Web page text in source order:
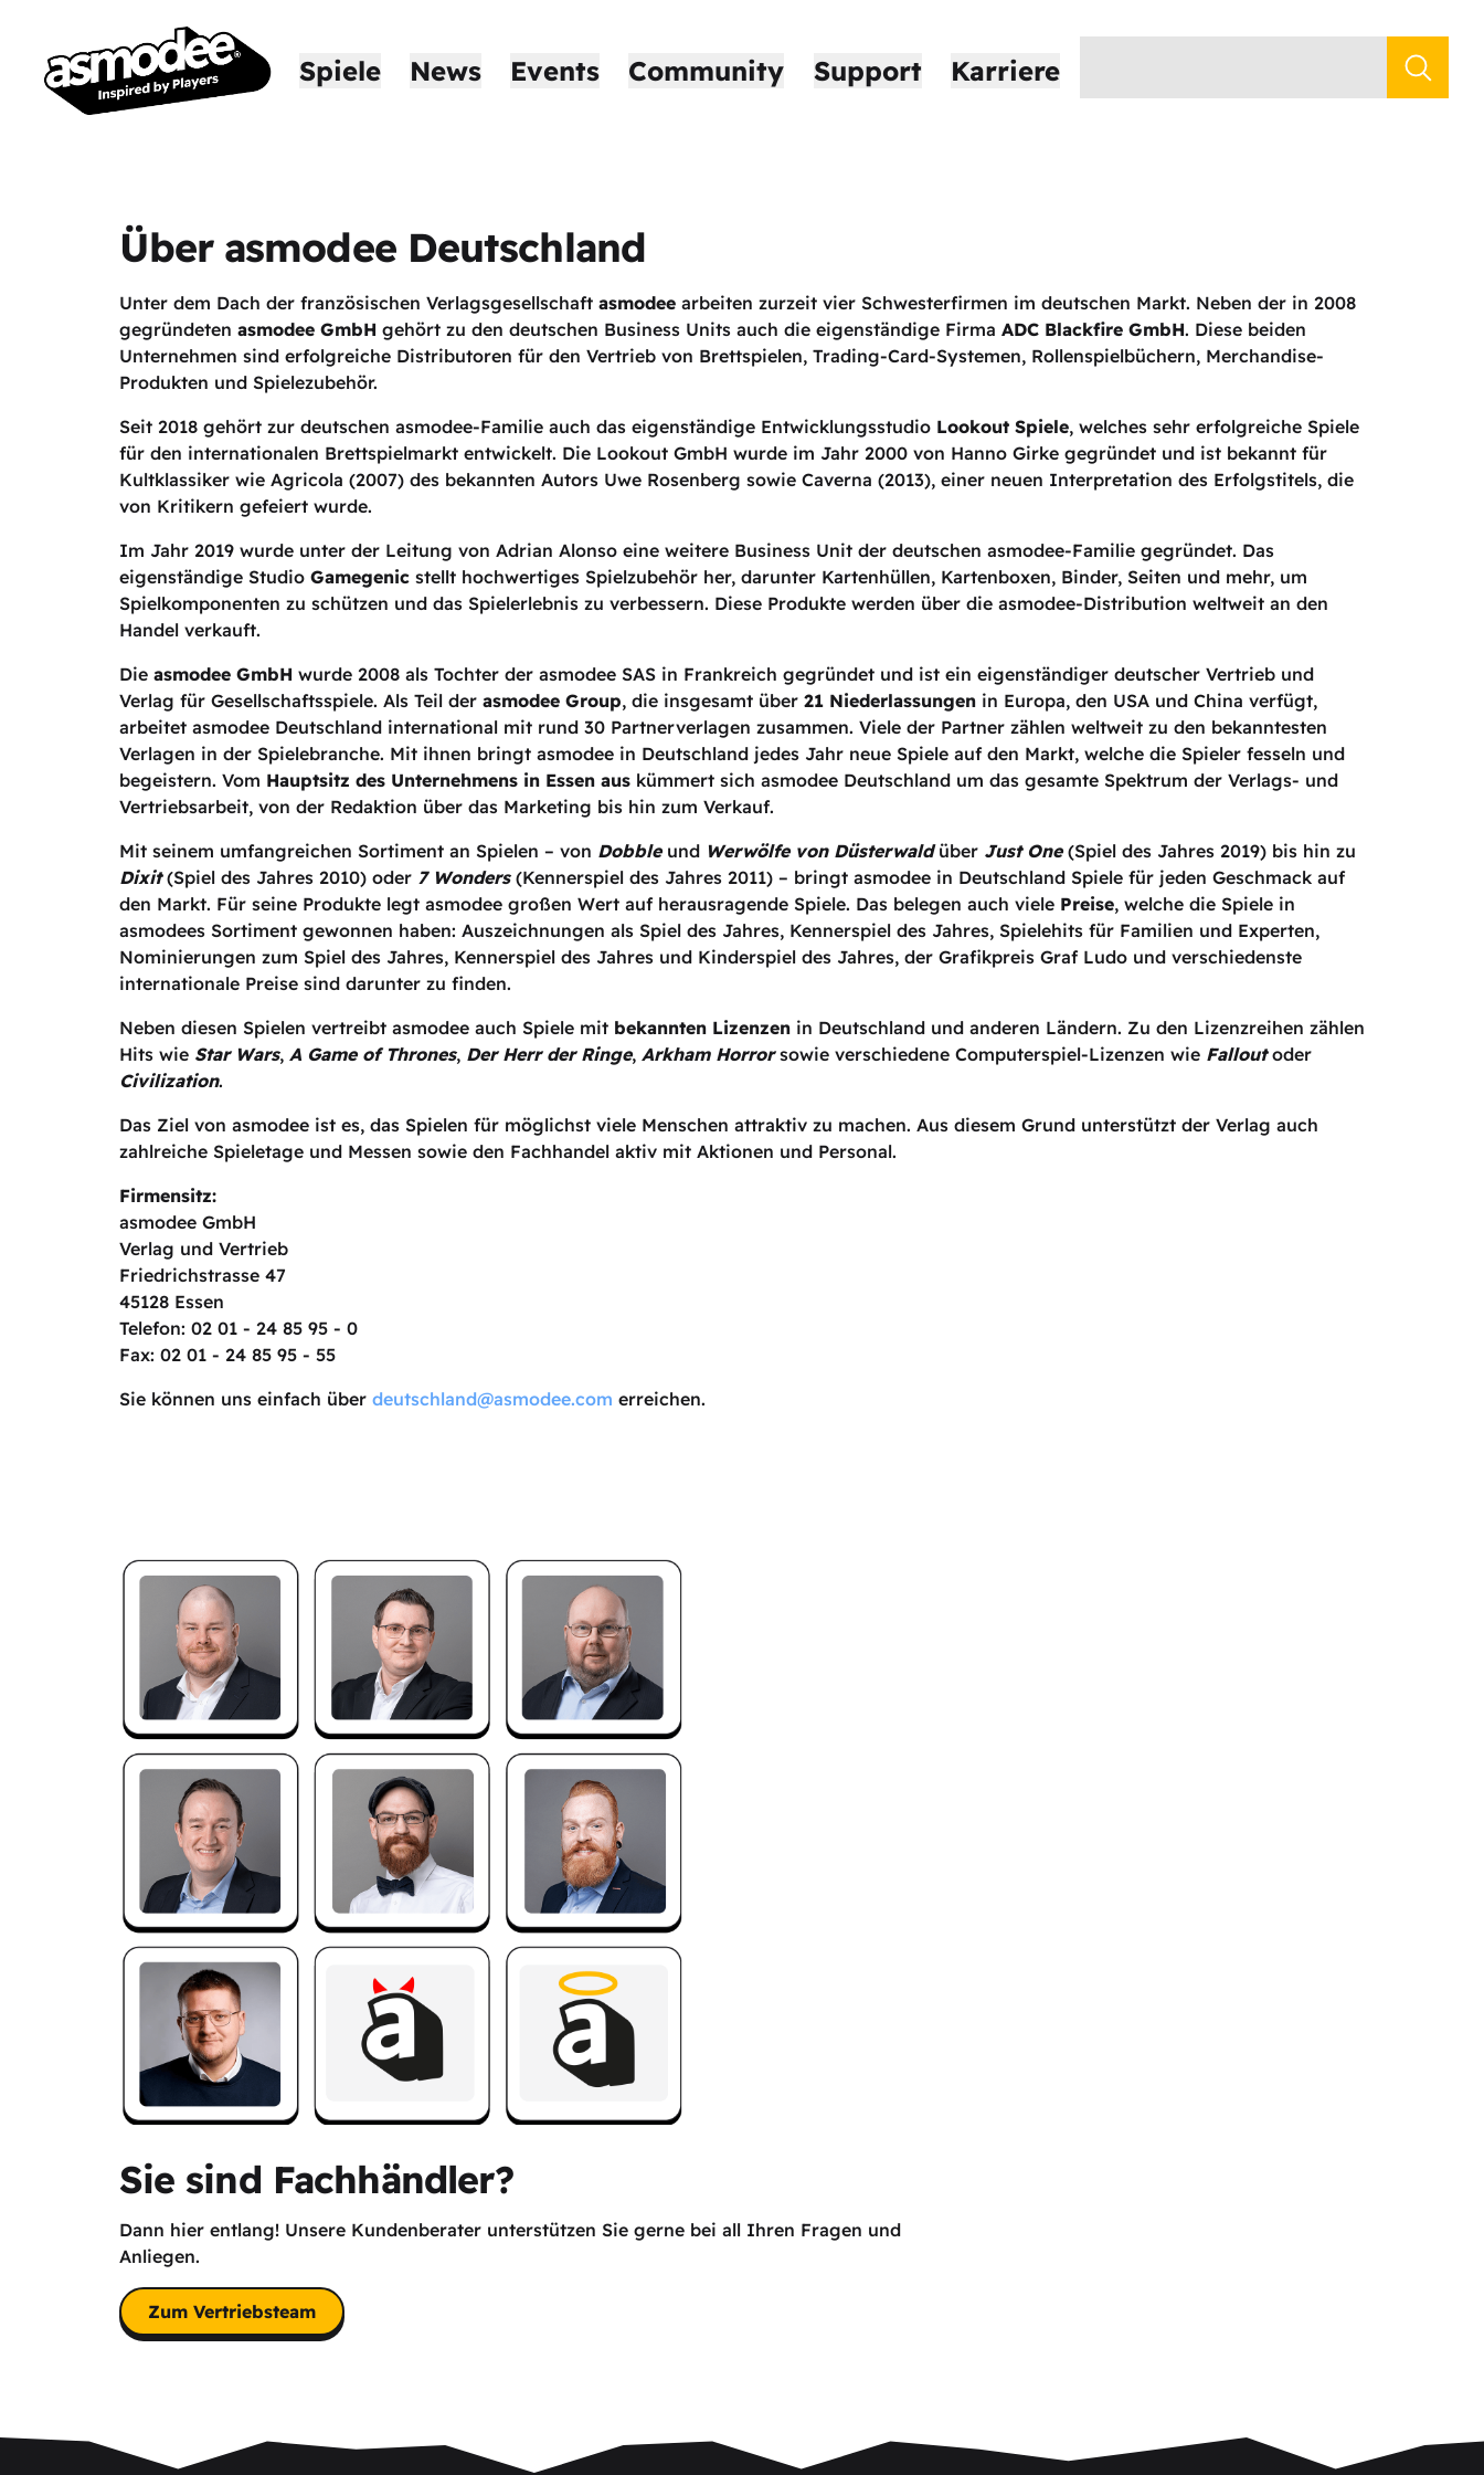
Spiele News Events Community Support Karriere
Über asmodee Deutschland
Unter dem Dach der französischen Verlagsgesellschaft asmodeearbeiten zurzeit vier Schwesterfirmen im deutschen Markt. Neben der in 2008
gegründeten asmodee GmbH gehört zu den deutschen Business Units auch die eigenständige Firma ADC Blackfire GmbH. Diese beiden
Unternehmen sind erfolgreiche Distributoren für den Vertrieb von Brettspielen, Trading-Card-Systemen, Rollenspielbüchern, Merchandise-
Produkten und Spielezubehör.
Seit 2018 gehört zur deutschen asmodee-Familie auch das eigenständige Entwicklungsstudio Lookout Spiele, welches sehr erfolgreiche Spiele
für den internationalen Brettspielmarkt entwickelt. Die Lookout GmbH wurde im Jahr 2000 von Hanno Girke gegründet und ist bekannt für
Kultklassiker wie Agricola (2007) des bekannten Autors Uwe Rosenberg sowie Caverna (2013), einer neuen Interpretation des Erfolgstitels, die
von Kritikern gefeiert wurde.
Im Jahr 2019 wurde unter der Leitung von Adrian Alonso eine weitere Business Unit der deutschen asmodee-Familie gegründet. Das
eigenständige Studio Gamegenicstellt hochwertiges Spielzubehör her, darunter Kartenhüllen, Kartenboxen, Binder, Seiten und mehr, um
Spielkomponenten zu schützen und das Spielerlebnis zu verbessern. Diese Produkte werden über die asmodee-Distribution weltweit an den
Handel verkauft.
Die asmodee GmbH wurde 2008 als Tochter der asmodee SAS in Frankreich gegründet und ist ein eigenständiger deutscher Vertrieb und
Verlag für Gesellschaftsspiele. Als Teil der asmodee Group, die insgesamt über 21 Niederlassungenin Europa, den USA und China verfügt,
arbeitet asmodee Deutschland international mit rund 30 Partnerverlagen zusammen. Viele der Partner zählen weltweit zu den bekanntesten
Verlagen in der Spielebranche. Mit ihnen bringt asmodee in Deutschland jedes Jahr neue Spiele auf den Markt, welche die Spieler fesseln und
begeistern. Vom Hauptsitz des Unternehmens in Essen auskümmert sich asmodee Deutschland um das gesamte Spektrum der Verlags- und
Vertriebsarbeit, von der Redaktion über das Marketing bis hin zum Verkauf.
Mit seinem umfangreichen Sortiment an Spielen – von Dobbleund Werwölfe von Düsterwaldüber Just One(Spiel des Jahres 2019) bis hin zu
Dixit(Spiel des Jahres 2010) oder 7 Wonders(Kennerspiel des Jahres 2011) – bringt asmodee in Deutschland Spiele für jeden Geschmack auf
den Markt. Für seine Produkte legt asmodee großen Wert auf herausragende Spiele. Das belegen auch viele Preise, welche die Spiele in
asmodees Sortiment gewonnen haben: Auszeichnungen als Spiel des Jahres, Kennerspiel des Jahres, Spielehits für Familien und Experten,
Nominierungen zum Spiel des Jahres, Kennerspiel des Jahres und Kinderspiel des Jahres, der Grafikpreis Graf Ludo und verschiedenste
internationale Preise sind darunter zu finden.
Neben diesen Spielen vertreibt asmodee auch Spiele mit bekannten Lizenzenin Deutschland und anderen Ländern. Zu den Lizenzreihen zählen
Hits wie Star Wars, A Game of Thrones, Der Herr der Ringe, Arkham Horrorsowie verschiedene Computerspiel-Lizenzen wie Falloutoder
Civilization.
Das Ziel von asmodee ist es, das Spielen für möglichst viele Menschen attraktiv zu machen. Aus diesem Grund unterstützt der Verlag auch
zahlreiche Spieletage und Messen sowie den Fachhandel aktiv mit Aktionen und Personal.
Firmensitz:
asmodee GmbH
Verlag und Vertrieb
Friedrichstrasse 47
45128 Essen
Telefon: 02 01 - 24 85 95 - 0
Fax: 02 01 - 24 85 95 - 55
Sie können uns einfach über deutschland@asmodee.com erreichen.
Sie sind Fachhändler?
Dann hier entlang! Unsere Kundenberater unterstützen Sie gerne bei all Ihren Fragen und
Anliegen.
Zum Vertriebsteam